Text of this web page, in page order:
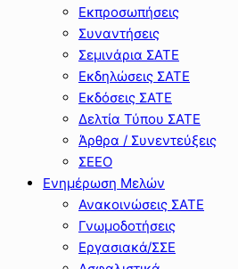
Εκπροσωπήσεις
Συναντήσεις
Σεμινάρια ΣΑΤΕ
Εκδηλώσεις ΣΑΤΕ
Εκδόσεις ΣΑΤΕ
Δελτία Τύπου ΣΑΤΕ
Άρθρα / Συνεντεύξεις
ΣΕΕΟ
Ενημέρωση Μελών
Ανακοινώσεις ΣΑΤΕ
Γνωμοδοτήσεις
Εργασιακά/ΣΣΕ